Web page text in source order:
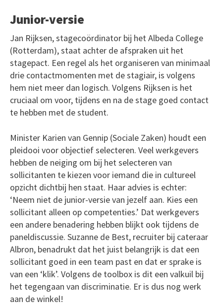
Junior-versie
Jan Rijksen, stagecoördinator bij het Albeda College
(Rotterdam), staat achter de afspraken uit het
stagepact. Een regel als het organiseren van minimaal
drie contactmomenten met de stagiair, is volgens
hem niet meer dan logisch. Volgens Rijksen is het
cruciaal om voor, tijdens en na de stage goed contact
te hebben met de student.
Minister Karien van Gennip (Sociale Zaken) houdt een
pleidooi voor objectief selecteren. Veel werkgevers
hebben de neiging om bij het selecteren van
sollicitanten te kiezen voor iemand die in cultureel
opzicht dichtbij hen staat. Haar advies is echter:
‘Neem niet de junior-versie van jezelf aan. Kies een
sollicitant alleen op competenties.’ Dat werkgevers
een andere benadering hebben blijkt ook tijdens de
paneldiscussie. Suzanne de Best, recruiter bij cateraar
Albron, benadrukt dat het juist belangrijk is dat een
sollicitant goed in een team past en dat er sprake is
van een ‘klik’. Volgens de toolbox is dit een valkuil bij
het tegengaan van discriminatie. Er is dus nog werk
aan de winkel!